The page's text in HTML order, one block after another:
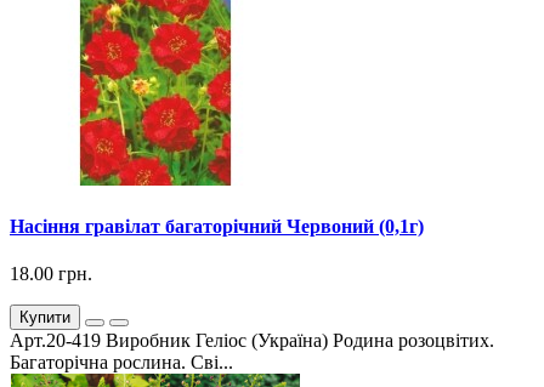
Насіння гравілат багаторічний Червоний (0,1г)
18.00 грн.
Купити
Арт.20-419 Виробник Геліос (Україна) Родина розоцвітих.
Багаторічна рослина. Сві...